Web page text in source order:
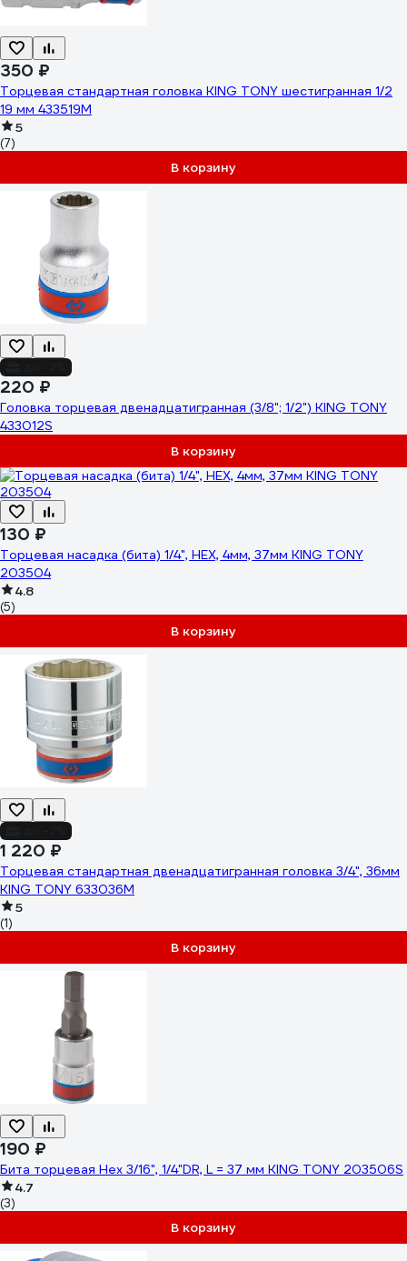
350 ₽
Торцевая стандартная головка KING TONY шестигранная 1/2
19 мм 433519M
5
(7)
В корзину
220 ₽
Головка торцевая двенадцатигранная (3/8"; 1/2") KING TONY
433012S
В корзину
130 ₽
Торцевая насадка (бита) 1/4", HEX, 4мм, 37мм KING TONY
203504
4.8
(5)
В корзину
1 220 ₽
Торцевая стандартная двенадцатигранная головка 3/4", 36мм
KING TONY 633036M
5
(1)
В корзину
190 ₽
Бита торцевая Hex 3/16", 1/4"DR, L = 37 мм KING TONY 203506S
4.7
(3)
В корзину